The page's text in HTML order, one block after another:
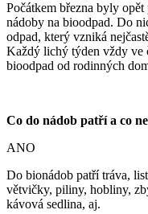
Počátkem března byly
nádoby na bioodpad. Do
odpad, který vzniká
Každý lichý týden vždy ve
bioodpad od rodinných
Co do nádob patří a co
ANO
Do bionádob patří tráva,
větvičky, piliny, hobliny,
kávová sedlina, aj.